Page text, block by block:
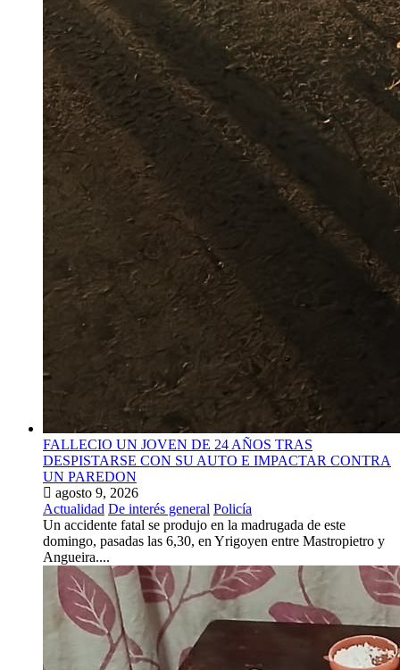
FALLECIO UN JOVEN DE 24 AÑOS TRAS
DESPISTARSE CON SU AUTO E IMPACTAR CONTRA
UN PAREDON
agosto 9, 2026
Actualidad De interés general Policía
Un accidente fatal se produjo en la madrugada de este
domingo, pasadas las 6,30, en Yrigoyen entre Mastropietro y
Angueira....